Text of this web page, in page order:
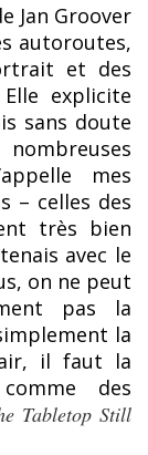
Jan Groover
autoroutes,
et des
explicite
sans doute
mes
– celles des
très bien
avec le
on ne peut
pas la
la
il faut la
des
Tabletop Still